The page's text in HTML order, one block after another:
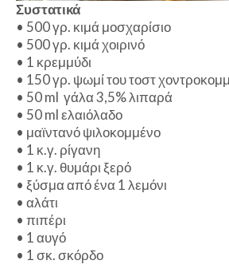
Συστατικά
• 500 γρ. κιμά μοσχαρίσιο
• 500 γρ. κιμά χοιρινό
• 1 κρεμμύδι
• 150 γρ. ψωμί του τοστ
• 50 ml γάλα 3,5% λιπαρά
• 50 ml ελαιόλαδο
• μαϊντανό ψιλοκομμένο
• 1 κ.γ. ρίγανη
• 1 κ.γ. θυμάρι ξερό
• ξύσμα από ένα 1 λεμόνι
• αλάτι
• πιπέρι
• 1 αυγό
• 1 σκ. σκόρδο